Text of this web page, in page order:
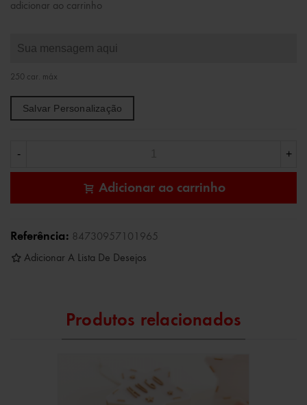
adicionar ao carrinho
250 car. máx
Salvar Personalização
- +
Adicionar ao carrinho
Referência: 84730957101965
Adicionar A Lista De Desejos
Produtos relacionados